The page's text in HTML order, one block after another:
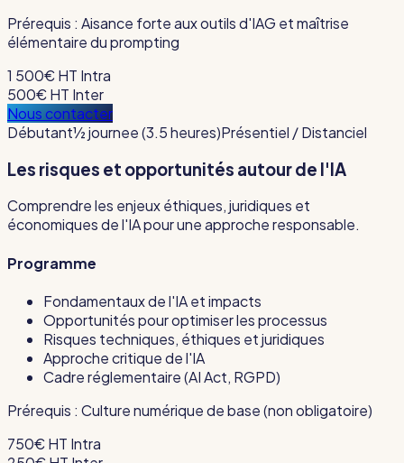
Prérequis : Aisance forte aux outils d'IAG et maîtrise
élémentaire du prompting
1 500€ HT Intra
500€ HT Inter
Nous contacter
Débutant½ journee (3.5 heures)Présentiel / Distanciel
Les risques et opportunités autour de l'IA
Comprendre les enjeux éthiques, juridiques et
économiques de l'IA pour une approche responsable.
Programme
Fondamentaux de l'IA et impacts
Opportunités pour optimiser les processus
Risques techniques, éthiques et juridiques
Approche critique de l'IA
Cadre réglementaire (AI Act, RGPD)
Prérequis : Culture numérique de base (non obligatoire)
750€ HT Intra